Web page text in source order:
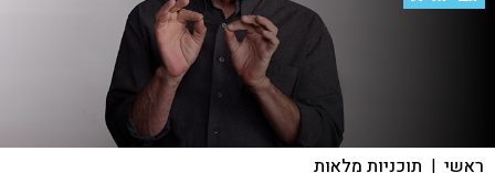
ראשי | תוכניות מלאות